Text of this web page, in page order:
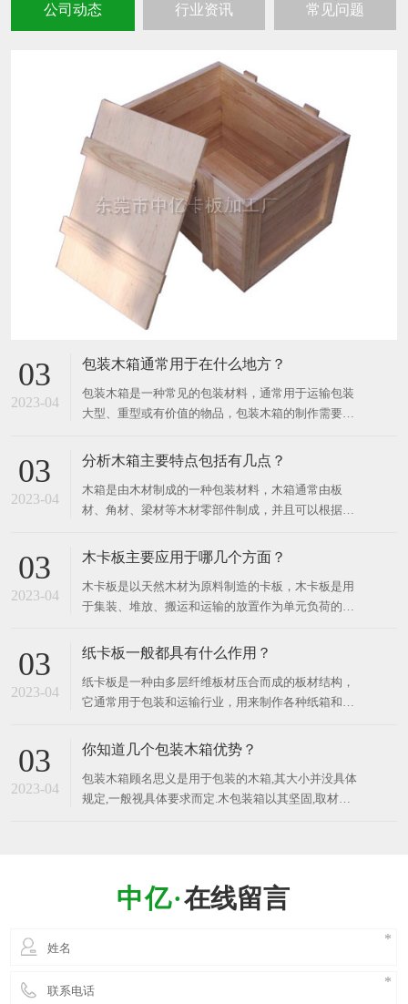
公司动态 行业资讯 常见问题
03
2023-04
包装木箱通常用于在什么地方？
包装木箱是一种常见的包装材料，通常用于运输包装
大型、重型或有价值的物品，包装木箱的制作需要使
料。 ​ 木材的种类有很多，如桦木、柳杉木、松木、
作，例如定制尺寸、不同形状、加强角和卡扣等。 为
了确保
03
2023-04
分析木箱主要特点包括有几点？
木箱是由木材制成的一种包装材料，木箱通常由板
材、角材、梁材等木材零部件制成，并且可以根据产
广泛用于各种行业和领域，如工业、农业、建筑、制
品，如机器、设备、水果、蔬菜、化工品、电子产
品、建筑材料
03
2023-04
木卡板主要应用于哪几个方面？
木卡板是以天然木材为原料制造的卡板，木卡板是用
于集装、堆放、搬运和运输的放置作为单元负荷的货
的，因为其价格便宜、结实。 ​ 工业用的木卡板主要
域中被广泛用于包装各种货物和商品，例如食品、医
药、电子产品
03
2023-04
纸卡板一般都具有什么作用？
纸卡板是一种由多层纤维板材压合而成的板材结构，
它通常用于包装和运输行业，用来制作各种纸箱和纸
等不同要求，采用不同种类和厚度的纸张压合而成。
可回收利用等优点，因此在包装和运输领域中被广泛
03
2023-04
你知道几个包装木箱优势？
包装木箱顾名思义是用于包装的木箱,其大小并没具体
规定,一般视具体要求而定.木包装箱以其坚固,取材方
在线留言